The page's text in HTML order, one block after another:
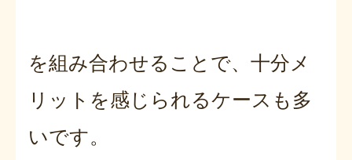
を組み合わせることで、十分メ
リットを感じられるケースも多
いです。